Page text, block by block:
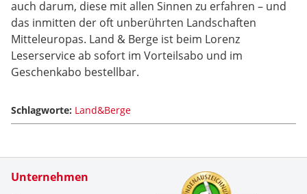
auch darum, diese mit allen Sinnen zu erfahren – und
das inmitten der oft unberührten Landschaften
Mitteleuropas. Land & Berge ist beim Lorenz
Leserservice ab sofort im Vorteilsabo und im
Geschenkabo bestellbar.
Schlagworte: Land&Berge
Unternehmen
Zertifikate